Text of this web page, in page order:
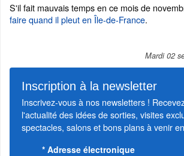
S'il fait mauvais temps en ce mois de
faire quand il pleut en Île-de-France.
Mardi 02
Inscription à la newsletter
Inscrivez-vous à nos newsletters !
l'actualité des idées de sorties, visites
spectacles, salons et bons plans à venir
* Adresse électronique